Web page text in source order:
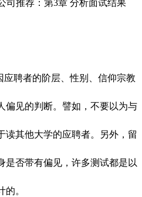
聘者的阶层、性别、信仰宗教
偏见的判断。譬如，不要以为与
读其他大学的应聘者。另外，留
是否带有偏见，许多测试都是以
。